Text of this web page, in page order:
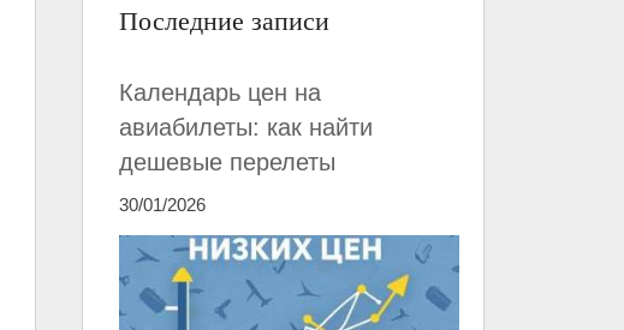
Последние записи
Календарь цен на
авиабилеты: как найти
дешевые перелеты
30/01/2026